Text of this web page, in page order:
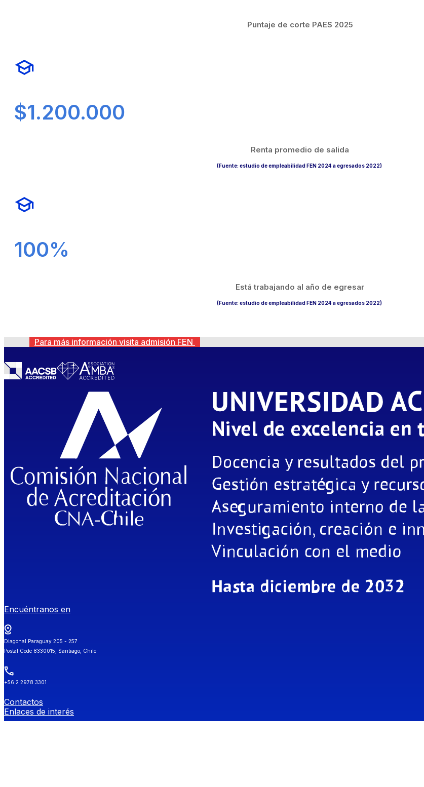
Puntaje de corte PAES 2025
$1.200.000
Renta promedio de salida
(Fuente: estudio de empleabilidad FEN 2024 a egresados 2022)
100%
Está trabajando al año de egresar
(Fuente: estudio de empleabilidad FEN 2024 a egresados 2022)
Para más información visita admisión FEN
Encuéntranos en
Diagonal Paraguay 205 - 257
Postal Code 8330015, Santiago, Chile
+56 2 2978 3301
Contactos
Enlaces de interés